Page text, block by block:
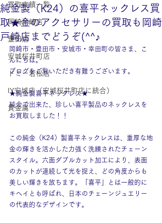
買取実績一覧
岡崎戸崎店
豊田店
安城桜井町店
ドミー若松店
IY安城店（安城桜井町店に統合）
貴金属
純金製（K24）の喜平ネックレス買
取★金のアクセサリーの買取も岡崎
戸崎店までどうぞ(^^♪
岡崎市・豊田市・安城市・幸田町の皆さま、こ
んにちは。
ブログをご覧いただき有難うございます。
★純金製喜平ネックレス★
純金で出来た、珍しい喜平製品のネックレスを
お買取しました！！
この純金（K24）製喜平ネックレスは、重厚な地
金の輝きを活かした力強く洗練されたチェーン
スタイル。六面ダブルカット加工により、表面
のカットが連続して光を捉え、どの角度からも
美しい輝きを放ちます。「喜平」とは一般的に
キヘイとも呼ばれ、日本のチェーンジュエリー
の代表的なデザインです。